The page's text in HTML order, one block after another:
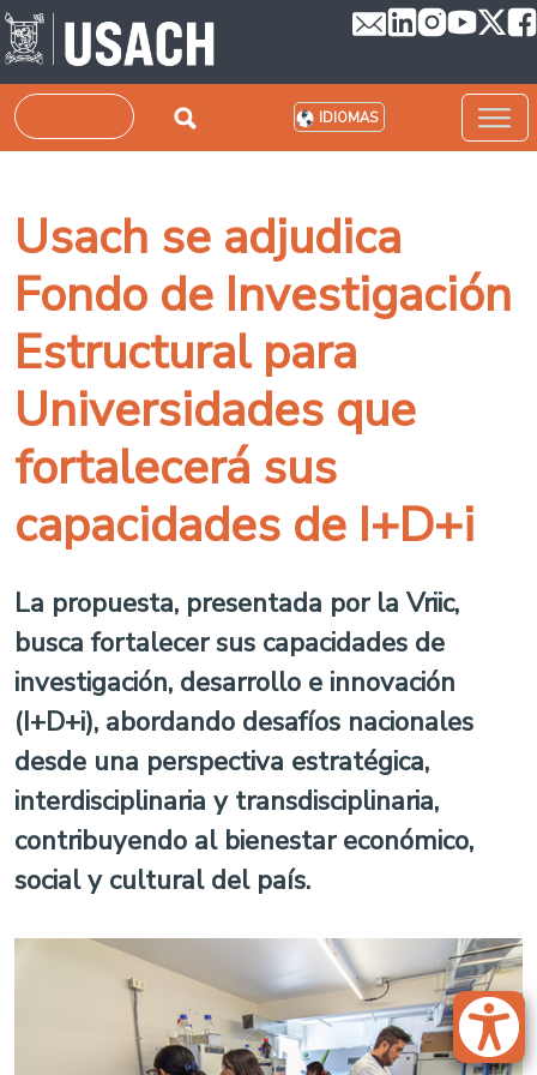
Pasar al contenido principal
Buscar IDIOMAS
Usach se adjudica
Fondo de Investigación
Estructural para
Universidades que
fortalecerá sus
capacidades de I+D+i
La propuesta, presentada por la Vriic,
busca fortalecer sus capacidades de
investigación, desarrollo e innovación
(I+D+i), abordando desafíos nacionales
desde una perspectiva estratégica,
interdisciplinaria y transdisciplinaria,
contribuyendo al bienestar económico,
social y cultural del país.